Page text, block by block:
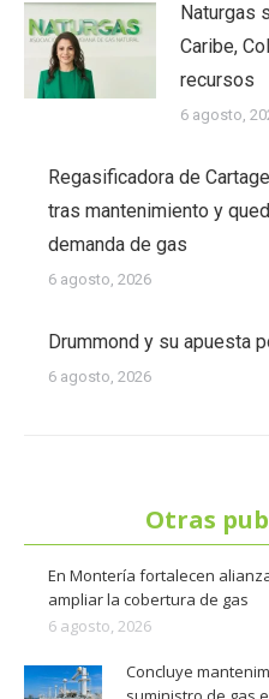
Naturgas
Caribe,
recursos
6 agosto,
Regasificadora de
tras mantenimiento y
demanda de gas
6 agosto, 2026
Drummond y su apuesta
6 agosto, 2026
Otras
En Montería fortalecen
ampliar la cobertura de gas
6 agosto, 2026
Concluye